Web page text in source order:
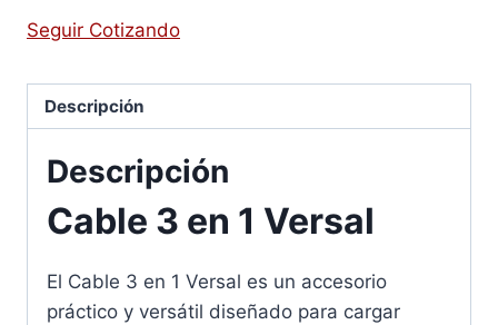
Seguir Cotizando
Descripción
Descripción
Cable 3 en 1 Versal
El Cable 3 en 1 Versal es un accesorio
práctico y versátil diseñado para cargar